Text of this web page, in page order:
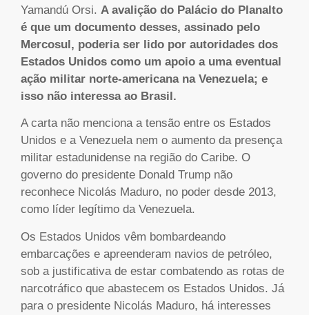
Yamandú Orsi. A avalição do Palácio do Planalto
é que um documento desses, assinado pelo
Mercosul, poderia ser lido por autoridades dos
Estados Unidos como um apoio a uma eventual
ação militar norte-americana na Venezuela; e
isso não interessa ao Brasil.
A carta não menciona a tensão entre os Estados
Unidos e a Venezuela nem o aumento da presença
militar estadunidense na região do Caribe. O
governo do presidente Donald Trump não
reconhece Nicolás Maduro, no poder desde 2013,
como líder legítimo da Venezuela.
Os Estados Unidos vêm bombardeando
embarcações e apreenderam navios de petróleo,
sob a justificativa de estar combatendo as rotas de
narcotráfico que abastecem os Estados Unidos. Já
para o presidente Nicolás Maduro, há interesses